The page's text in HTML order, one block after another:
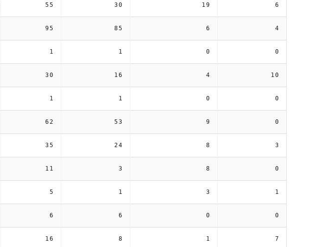
55 30 19 6
95 85 6 4
1 1 0 0
30 16 4 10
1 1 0 0
62 53 9 0
35 24 8 3
11 3 8 0
5 1 3 1
6 6 0 0
16 8 1 7